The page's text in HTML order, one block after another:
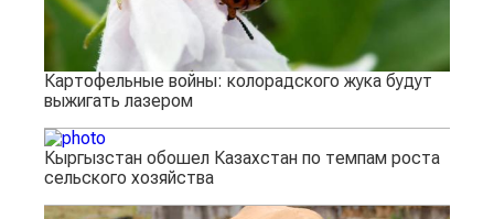
Картофельные войны: колорадского жука будут
выжигать лазером
Кыргызстан обошел Казахстан по темпам роста
сельского хозяйства